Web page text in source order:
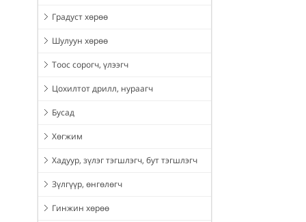
Градуст хөрөө
Шулуун хөрөө
Тоос сорогч, үлээгч
Цохилтот дрилл, нураагч
Бусад
Хөгжим
Хадуур, зүлэг тэгшлэгч, бут тэгшлэгч
Зүлгүүр, өнгөлөгч
Гинжин хөрөө